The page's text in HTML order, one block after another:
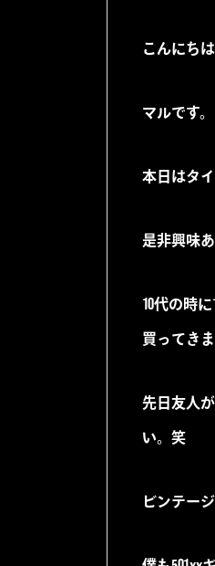
こんにち
マルです。
本日はタ
是非興味
10代の時
買ってきま
先日友人
い。笑
ビンテー